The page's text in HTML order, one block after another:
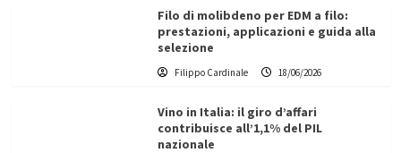
Filo di molibdeno per EDM a filo:
prestazioni, applicazioni e guida alla
selezione
Filippo Cardinale 18/06/2026
Vino in Italia: il giro d’affari
contribuisce all’1,1% del PIL
nazionale